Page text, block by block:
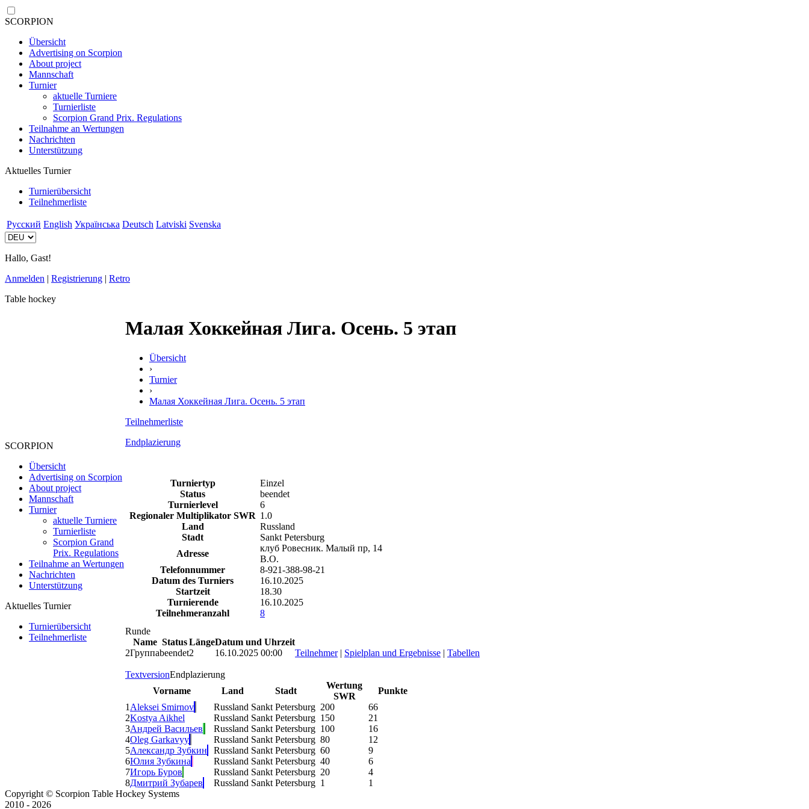
SCORPION
Übersicht
Advertising on Scorpion
About project
Mannschaft
Turnier
aktuelle Turniere
Turnierliste
Scorpion Grand Prix. Regulations
Teilnahme an Wertungen
Nachrichten
Unterstützung
Aktuelles Turnier
Turnierübersicht
Teilnehmerliste
Русский English Українська Deutsch Latviski Svenska
Hallo, Gast!
Anmelden | Registrierung | Retro
Table hockey
SCORPION
Übersicht
Advertising on Scorpion
About project
Mannschaft
Turnier
aktuelle Turniere
Turnierliste
Scorpion Grand
Prix. Regulations
Teilnahme an Wertungen
Nachrichten
Unterstützung
Aktuelles Turnier
Turnierübersicht
Teilnehmerliste
Малая Хоккейная Лига. Осень. 5 этап
Übersicht
›
Turnier
›
Малая Хоккейная Лига. Осень. 5 этап
Teilnehmerliste
Endplazierung
Turniertyp
Einzel
Status
beendet
Turnierlevel
6
Regionaler Multiplikator SWR 1.0
Land
Russland
Stadt
Sankt Petersburg
Adresse
клуб Ровесник. Малый пр, 14
В.О.
Telefonnummer
8-921-388-98-21
Datum des Turniers
16.10.2025
Startzeit
18.30
Turnierende
16.10.2025
Teilnehmeranzahl
8
Runde
Name Status LängeDatum und Uhrzeit
2Группаbeendet2 16.10.2025 00:00 Teilnehmer| Spielplan und Ergebnisse | Tabellen
TextversionEndplazierung
Vorname
Land Stadt
Wertung
SWR
Punkte
1 Aleksei Smirnov Russland Sankt Petersburg 200
66
2Kostya Aikhel Russland Sankt Petersburg 150
21
3Андрей Васильев Russland Sankt Petersburg 100
16
4Oleg Garkavyy Russland Sankt Petersburg 80
12
5Александр Зубкин Russland Sankt Petersburg 60
9
6Юлия Зубкина Russland Sankt Petersburg 40
6
7Игорь Буров Russland Sankt Petersburg 20
4
8Дмитрий Зубарев Russland Sankt Petersburg 1
1
Copyright © Scorpion Table Hockey Systems
2010 - 2026